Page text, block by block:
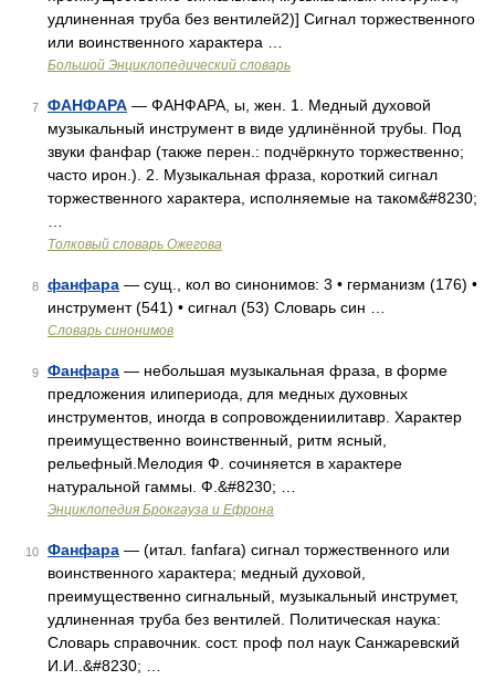
удлиненная труба без вентилей2)] Сигнал торжественного
или воинственного характера …
Большой Энциклопедический словарь
7 ФАНФАРА — ФАНФАРА, ы, жен. 1. Медный духовой
музыкальный инструмент в виде удлинённой трубы. Под
звуки фанфар (также перен.: подчёркнуто торжественно;
часто ирон.). 2. Музыкальная фраза, короткий сигнал
торжественного характера, исполняемые на таком&#8230;
Толковый словарь Ожегова
8 фанфара — сущ., кол во синонимов: 3 • германизм (176) •
инструмент (541) • сигнал (53) Словарь син …
Словарь синонимов
9 Фанфара — небольшая музыкальная фраза, в форме
предложения илипериода, для медных духовных
инструментов, иногда в сопровождениилитавр. Характер
преимущественно воинственный, ритм ясный,
рельефный.Мелодия Ф. сочиняется в характере
натуральной гаммы. Ф.&#8230; …
Энциклопедия Брокгауза и Ефрона
10 Фанфара — (итал. fanfara) сигнал торжественного или
воинственного характера; медный духовой,
преимущественно сигнальный, музыкальный инструмет,
удлиненная труба без вентилей. Политическая наука:
Словарь справочник. сост. проф пол наук Санжаревский
И.И..&#8230; …